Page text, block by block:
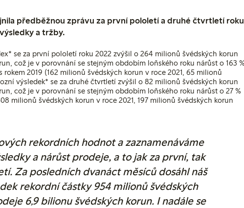
předběžnou zprávu za první pololetí a druhé čtvrtletí roku
a tržby.
se za první pololetí roku 2022 zvýšil o 264 milionů švédských korun
což je v porovnání se stejným obdobím loňského roku nárůst o 163 %
2019 (162 milionů švédských korun v roce 2021, 65 milionů
výsledek* se za druhé čtvrtletí zvýšil o 82 milionů švédských korun
což je v porovnání se stejným obdobím loňského roku nárůst o 27 %
milionů švédských korun v roce 2021, 197 milionů švédských korun
rekordních hodnot a zaznamenáváme
a nárůst prodeje, a to jak za první, tak
Za posledních dvanáct měsíců dosáhl náš
rekordní částky 954 milionů švédských
6,9 bilionu švédských korun. I nadále se